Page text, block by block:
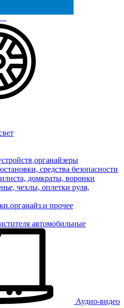
средства безопасности
домкраты, воронки
чехлы, оплетки руля,
прочее
автомобильные
Аудио-видео